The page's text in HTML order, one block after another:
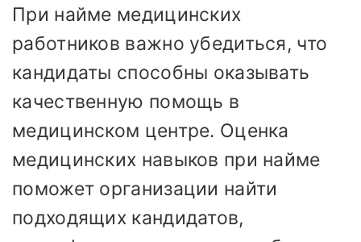
При найме медицинских
работников важно убедиться, что
кандидаты способны оказывать
качественную помощь в
медицинском центре. Оценка
медицинских навыков при найме
поможет организации найти
подходящих кандидатов,